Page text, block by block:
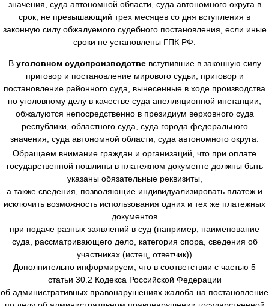
значения, суда автономной области, суда автономного округа в
срок, не превышающий трех месяцев со дня вступления в
законную силу обжалуемого судебного постановления, если иные
сроки не установлены ГПК РФ.
В уголовном судопроизводствевступившие в законную силу
приговор и постановление мирового судьи, приговор и
постановление районного суда, вынесенные в ходе производства
по уголовному делу в качестве суда апелляционной инстанции,
обжалуются непосредственно в президиум верховного суда
республики, областного суда, суда города федерального
значения, суда автономной области, суда автономного округа.
Обращаем внимание граждан и организаций, что при оплате
государственной пошлины в платежном документе должны быть
указаны обязательные реквизиты,
а также сведения, позволяющие индивидуализировать платеж и
исключить возможность использования одних и тех же платежных
документов
при подаче разных заявлений в суд (например, наименование
суда, рассматривающего дело, категория спора, сведения об
участниках (истец, ответчик))
Дополнительно информируем, что в соответствии с частью 5
статьи 30.2 Кодекса Российской Федерации
об административных правонарушениях жалоба на постановление